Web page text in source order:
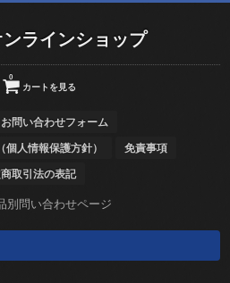
ラインショップ
カートを見る
0
お問い合わせフォーム
人情報保護方針） 免責事項
取引法の表記
別問い合わせページ